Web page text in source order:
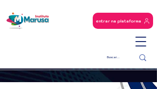
entrar na plataforma